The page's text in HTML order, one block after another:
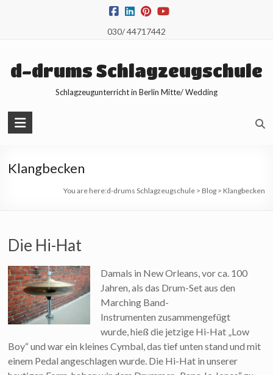
030/ 44717442
d-drums Schlagzeugschule
Schlagzeugunterricht in Berlin Mitte/ Wedding
Klangbecken
You are here:d-drums Schlagzeugschule> Blog> Klangbecken
Die Hi-Hat
Damals in New Orleans, vor ca. 100
Jahren, als das Drum-Set aus den
Marching Band-
Instrumenten zusammengefügt
wurde, hieß die jetzige Hi-Hat „Low
Boy“ und war ein kleines Cymbal, das tief unten stand und mit
einem Pedal angeschlagen wurde. Die Hi-Hat in unserer